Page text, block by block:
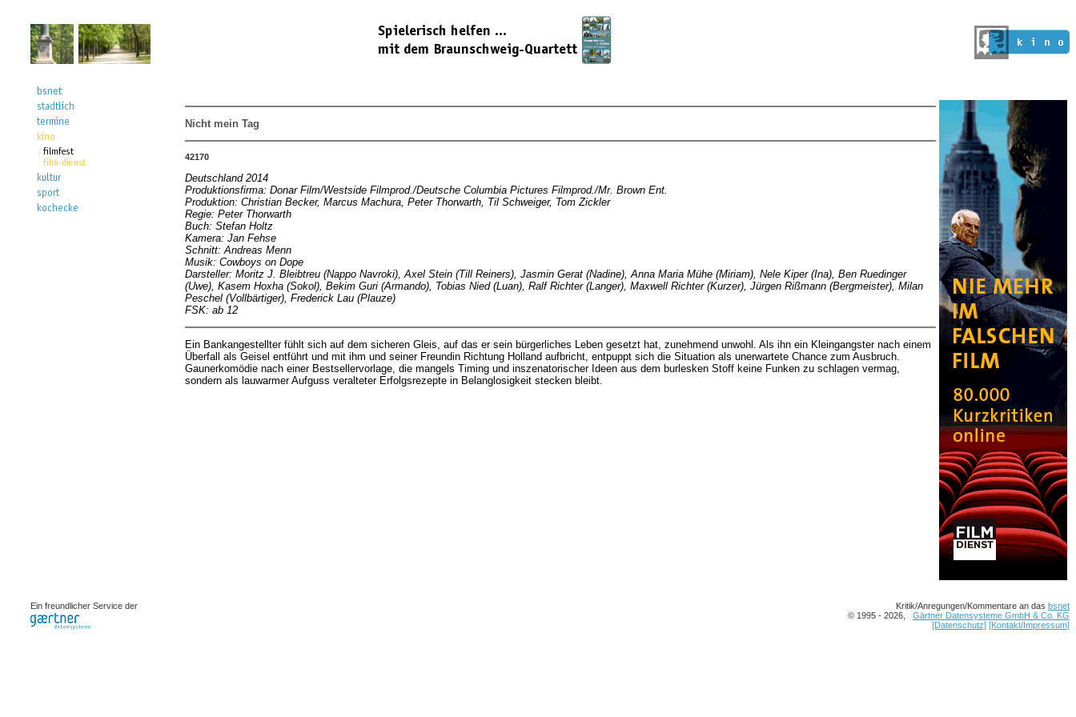
Nicht mein Tag
42170
Deutschland 2014
Produktionsfirma: Donar Film/Westside Filmprod./Deutsche Columbia Pictures Filmprod./Mr. Brown Ent.
Produktion: Christian Becker, Marcus Machura, Peter Thorwarth, Til Schweiger, Tom Zickler
Regie: Peter Thorwarth
Buch: Stefan Holtz
Kamera: Jan Fehse
Schnitt: Andreas Menn
Musik: Cowboys on Dope
Darsteller: Moritz J. Bleibtreu (Nappo Navroki), Axel Stein (Till Reiners), Jasmin Gerat (Nadine), Anna Maria Mühe (Miriam), Nele Kiper (Ina), Ben Ruedinger
(Uwe), Kasem Hoxha (Sokol), Bekim Guri (Armando), Tobias Nied (Luan), Ralf Richter (Langer), Maxwell Richter (Kurzer), Jürgen Rißmann (Bergmeister), Milan
Peschel (Vollbärtiger), Frederick Lau (Plauze)
FSK: ab 12
Ein Bankangestellter fühlt sich auf dem sicheren Gleis, auf das er sein bürgerliches Leben gesetzt hat, zunehmend unwohl. Als ihn ein Kleingangster nach einem
Überfall als Geisel entführt und mit ihm und seiner Freundin Richtung Holland aufbricht, entpuppt sich die Situation als unerwartete Chance zum Ausbruch.
Gaunerkomödie nach einer Bestsellervorlage, die mangels Timing und inszenatorischer Ideen aus dem burlesken Stoff keine Funken zu schlagen vermag,
sondern als lauwarmer Aufguss veralteter Erfolgsrezepte in Belanglosigkeit stecken bleibt.
Ein freundlicher Service der Kritik/Anregungen/Kommentare an das bsnet
© 1995 - 2026, Gärtner Datensysteme GmbH & Co. KG
[Datenschutz] [Kontakt/Impressum]